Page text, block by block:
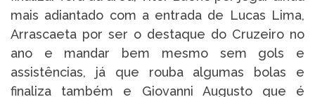
mais adiantado com a entrada de Lucas Lima,
Arrascaeta por ser o destaque do Cruzeiro no
ano e mandar bem mesmo sem gols e
assistências, já que rouba algumas bolas e
finaliza também e Giovanni Augusto que é